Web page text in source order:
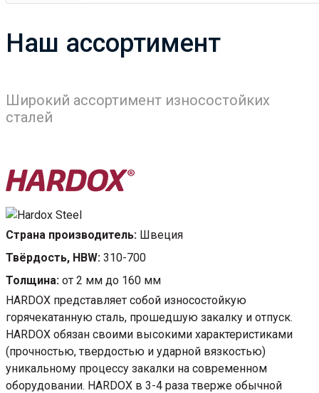
Наш ассортимент
Широкий ассортимент износостойких
сталей
Страна производитель: Швеция
Твёрдость, HBW: 310-700
Толщина: от 2 мм до 160 мм
HARDOX представляет собой износостойкую
горячекатанную сталь, прошедшую закалку и отпуск.
HARDOX обязан своими высокими характеристиками
(прочностью, твердостью и ударной вязкостью)
уникальному процессу закалки на современном
оборудовании. HARDOX в 3-4 раза тверже обычной